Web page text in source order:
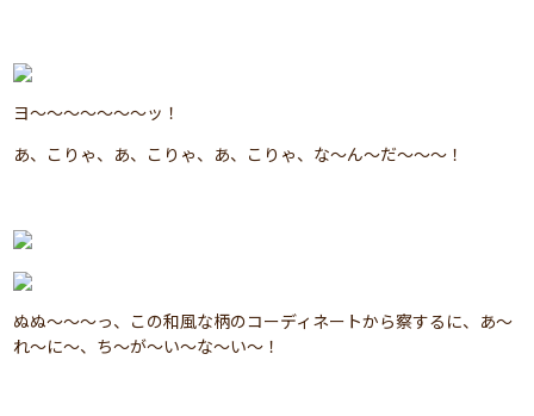
ヨ～～～～～～～ッ！
あ、こりゃ、あ、こりゃ、あ、こりゃ、な～ん～だ～～～！
ぬぬ～～～っ、この和風な柄のコーディネートから察するに、あ～
れ～に～、ち～が～い～な～い～！